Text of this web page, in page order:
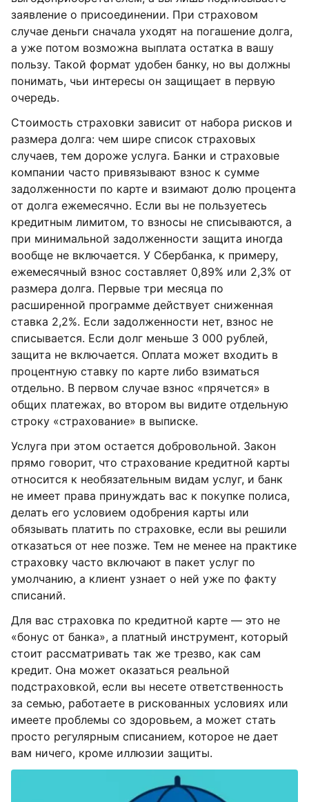
заявление о присоединении. При страховом
случае деньги сначала уходят на погашение долга,
а уже потом возможна выплата остатка в вашу
пользу. Такой формат удобен банку, но вы должны
понимать, чьи интересы он защищает в первую
очередь.
Стоимость страховки зависит от набора рисков и
размера долга: чем шире список страховых
случаев, тем дороже услуга. Банки и страховые
компании часто привязывают взнос к сумме
задолженности по карте и взимают долю процента
от долга ежемесячно. Если вы не пользуетесь
кредитным лимитом, то взносы не списываются, а
при минимальной задолженности защита иногда
вообще не включается. У Сбербанка, к примеру,
ежемесячный взнос составляет 0,89% или 2,3% от
размера долга. Первые три месяца по
расширенной программе действует сниженная
ставка 2,2%. Если задолженности нет, взнос не
списывается. Если долг меньше 3 000 рублей,
защита не включается. Оплата может входить в
процентную ставку по карте либо взиматься
отдельно. В первом случае взнос «прячется» в
общих платежах, во втором вы видите отдельную
строку «страхование» в выписке.
Услуга при этом остается добровольной. Закон
прямо говорит, что страхование кредитной карты
относится к необязательным видам услуг, и банк
не имеет права принуждать вас к покупке полиса,
делать его условием одобрения карты или
обязывать платить по страховке, если вы решили
отказаться от нее позже. Тем не менее на практике
страховку часто включают в пакет услуг по
умолчанию, а клиент узнает о ней уже по факту
списаний.
Для вас страховка по кредитной карте — это не
«бонус от банка», а платный инструмент, который
стоит рассматривать так же трезво, как сам
кредит. Она может оказаться реальной
подстраховкой, если вы несете ответственность
за семью, работаете в рискованных условиях или
имеете проблемы со здоровьем, а может стать
просто регулярным списанием, которое не дает
вам ничего, кроме иллюзии защиты.